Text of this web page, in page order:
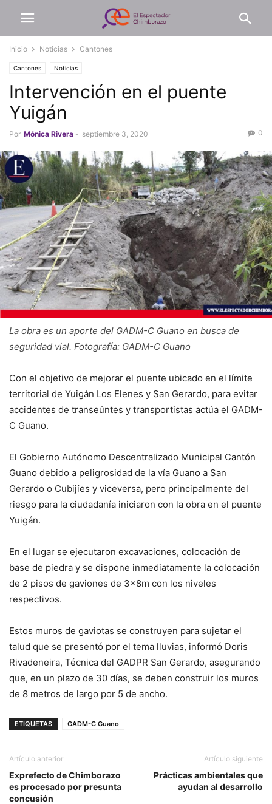
Inicio Noticias Cantones
Cantones Noticias
Intervención en el puente
Yuigán
Por Mónica Rivera - septiembre 3, 2020 0
La obra es un aporte del GADM-C Guano en busca de
seguridad vial. Fotografía: GADM-C Guano
Con el objetivo de mejorar el puente ubicado en el límite
territorial de Yuigán Los Elenes y San Gerardo, para evitar
accidentes de transeúntes y transportistas actúa el GADM-
C Guano.
El Gobierno Autónomo Descentralizado Municipal Cantón
Guano debido a peligrosidad de la vía Guano a San
Gerardo o Cubijíes y viceversa, pero principalmente del
riesgo para la ciudadanía iniciaron con la obra en el puente
Yuigán.
En el lugar se ejecutaron excavaciones, colocación de
base de piedra y se dispone inmediatamente la colocación
de 2 pisos de gaviones de 3x8m con los niveles
respectivos.
Estos muros de gaviotas se construyen para sujetar el
talud que se presentó por el tema lluvias, informó Doris
Rivadeneira, Técnica del GADPR San Gerardo, asegurando
que, en un plazo de 30 días, se deben construir los muros
de 8 metros de largo por 5 de ancho.
ETIQUETAS GADM-C Guano
Artículo anterior
Exprefecto de Chimborazo
es procesado por presunta
concusión
Artículo siguiente
Prácticas ambientales que
ayudan al desarrollo